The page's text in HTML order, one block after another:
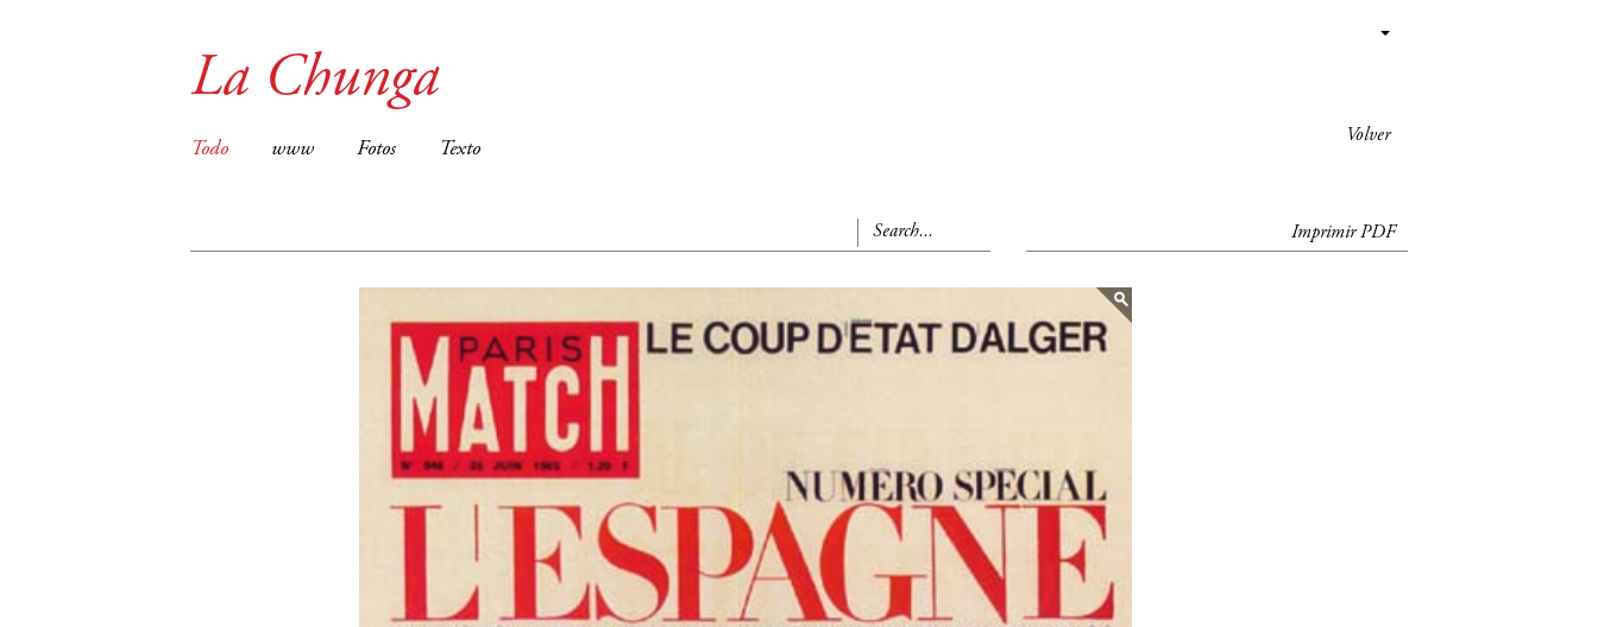
Volver
La Chunga
Todo www Fotos Texto
Imprimir PDF